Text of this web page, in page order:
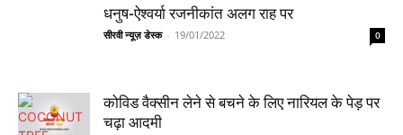
धनुष-ऐश्‍वर्या रजनीकांत अलग राह पर
सीरवी न्यूज़ डेस्क - 19/01/2022 0
कोविड वैक्सीन लेने से बचने के लिए नारियल के पेड़ पर
चढ़ा आदमी